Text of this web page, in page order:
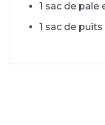
1 sac de pale
1 sac de puits